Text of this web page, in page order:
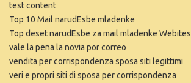
test content
Top 10 Mail narudЕѕbe mladenke
Top deset narudЕѕbe za mail mladenke Webites
vale la pena la novia por correo
vendita per corrispondenza sposa siti legittimi
veri e propri siti di sposa per corrispondenza